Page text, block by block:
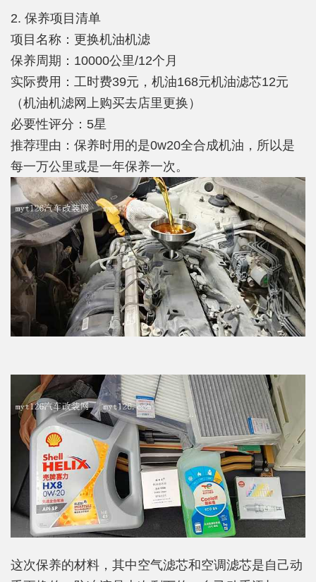
2. 保养项目清单
项目名称：更换机油机滤
保养周期：10000公里/12个月
实际费用：工时费39元，机油168元机油滤芯12元
（机油机滤网上购买去店里更换）
必要性评分：5星
推荐理由：保养时用的是0w20全合成机油，所以是
每一万公里或是一年保养一次。
这次保养的材料，其中空气滤芯和空调滤芯是自己动